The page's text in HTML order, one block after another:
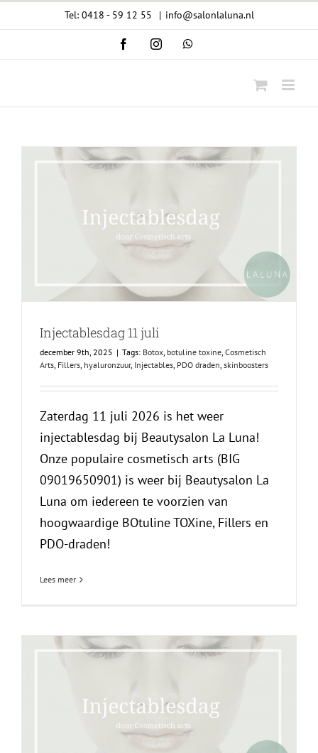
Tel: 0418 - 59 12 55 | info@salonlaluna.nl
FacebookInstagramWhatsApp
Injectablesdag 11 juli
december 9th, 2025 | Tags: Botox, botuline toxine, Cosmetisch
Arts, Fillers, hyaluronzuur, Injectables, PDO draden, skinboosters
Zaterdag 11 juli 2026 is het weer
injectablesdag bij Beautysalon La Luna!
Onze populaire cosmetisch arts (BIG
09019650901) is weer bij Beautysalon La
Luna om iedereen te voorzien van
hoogwaardige BOtuline TOXine, Fillers en
PDO-draden!
Lees meer